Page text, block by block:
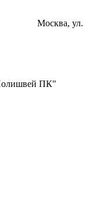
Москва, ул.
ПК"